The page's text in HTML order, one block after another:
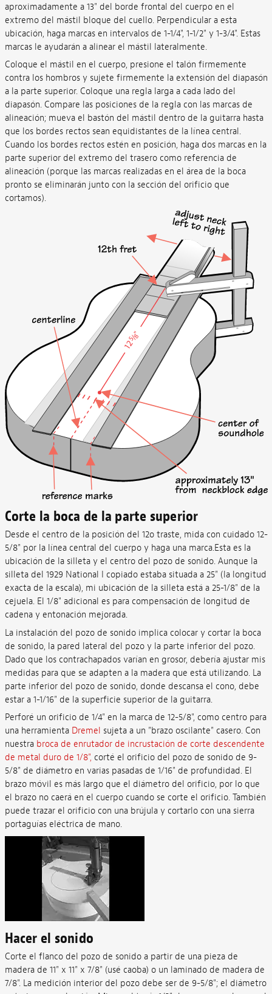
aproximadamente a 13" del borde frontal del cuerpo en el
extremo del mástil bloque del cuello. Perpendicular a esta
ubicación, haga marcas en intervalos de 1-1/4", 1-1/2" y 1-3/4". Estas
marcas le ayudarán a alinear el mástil lateralmente.
Coloque el mástil en el cuerpo, presione el talón firmemente
contra los hombros y sujete firmemente la extensión del diapasón
a la parte superior. Coloque una regla larga a cada lado del
diapasón. Compare las posiciones de la regla con las marcas de
alineación; mueva el bastón del mástil dentro de la guitarra hasta
que los bordes rectos sean equidistantes de la línea central.
Cuando los bordes rectos estén en posición, haga dos marcas en la
parte superior del extremo del trasero como referencia de
alineación (porque las marcas realizadas en el área de la boca
pronto se eliminarán junto con la sección del orificio que
cortamos).
Corte la boca de la parte superior
Desde el centro de la posición del 12o traste, mida con cuidado 12-
5/8" por la línea central del cuerpo y haga una marca.Esta es la
ubicación de la silleta y el centro del pozo de sonido. Aunque la
silleta del 1929 National I copiado estaba situada a 25" (la longitud
exacta de la escala), mi ubicación de la silleta está a 25-1/8" de la
cejuela. El 1/8" adicional es para compensación de longitud de
cadena y entonación mejorada.
La instalación del pozo de sonido implica colocar y cortar la boca
de sonido, la pared lateral del pozo y la parte inferior del pozo.
Dado que los contrachapados varían en grosor, debería ajustar mis
medidas para que se adapten a la madera que está utilizando. La
parte inferior del pozo de sonido, donde descansa el cono, debe
estar a 1-1/16" de la superficie superior de la guitarra.
Perforé un orificio de 1/4" en la marca de 12-5/8", como centro para
una herramienta Dremel sujeta a un "brazo oscilante" casero. Con
nuestra broca de enrutador de incrustación de corte descendente
de metal duro de 1/8", corté el orificio del pozo de sonido de 9-
5/8" de diámetro en varias pasadas de 1/16" de profundidad. El
brazo móvil es más largo que el diámetro del orificio, por lo que
el brazo no caerá en el cuerpo cuando se corte el orificio. También
puede trazar el orificio con una brújula y cortarlo con una sierra
portaguías eléctrica de mano.
Hacer el sonido
Corte el flanco del pozo de sonido a partir de una pieza de
madera de 11" x 11" x 7/8" (usé caoba) o un laminado de madera de
7/8". La medición interior del pozo debe ser de 9-5/8"; el diámetro